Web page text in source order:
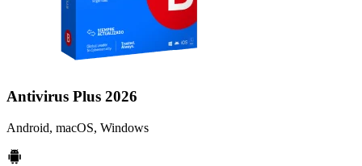
Antivirus Plus 2026
Android, macOS, Windows